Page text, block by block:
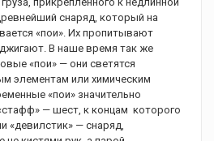
снаряд, который на
«пои». Их пропитывают
В наше время так же
«пои» — они светятся
элементам или химическим
«пои» значительно
— шест, к концам которого
«девилстик» — снаряд,